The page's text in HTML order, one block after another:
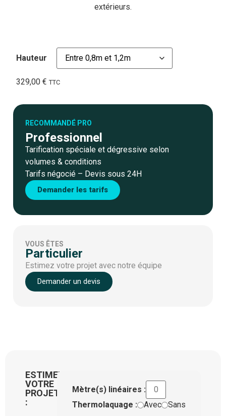
extérieurs.
Hauteur
329,00 € TTC
RECOMMANDÉ PRO
Professionnel
Tarification spéciale et dégressive selon
volumes & conditions
Tarifs négocié – Devis sous 24H
Demander les tarifs
VOUS ÊTES
Particulier
Estimez votre projet avec notre équipe
Demander un devis
ESTIMEZ
VOTRE
PROJET
:
Mètre(s) linéaires :
Thermolaquage :
Avec Sans